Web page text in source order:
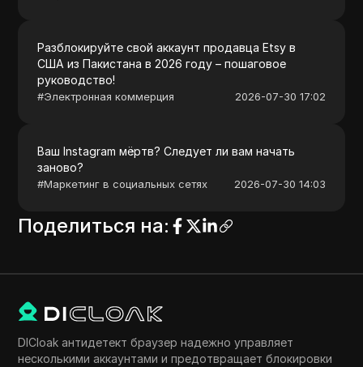
Разблокируйте свой аккаунт продавца Etsy в
США из Пакистана в 2026 году – пошаговое
руководство!
#Электронная коммерция 2026-07-30 17:02
Ваш Instagram мёртв? Следует ли вам начать
заново?
#Маркетинг в социальных сетях 2026-07-30 14:03
Поделиться на:
DICloak антидетект браузер надежно управляет
несколькими аккаунтами и предотвращает блокировки